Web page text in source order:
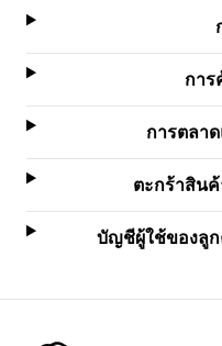
กา
การตลา
ตะกร้าสินค้
บัญชีผู้ใช้ของลูก